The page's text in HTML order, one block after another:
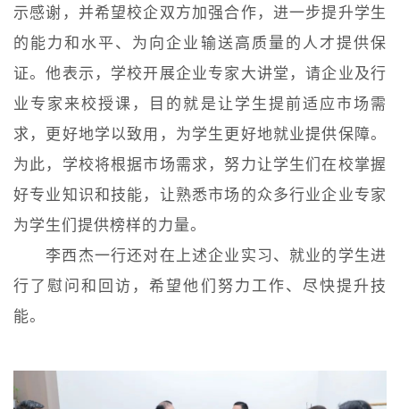
示感谢，并希望校企双方加强合作，进一步提升学生
的能力和水平、为向企业输送高质量的人才提供保
证。他表示，学校开展企业专家大讲堂，请企业及行
业专家来校授课，目的就是让学生提前适应市场需
求，更好地学以致用，为学生更好地就业提供保障。
为此，学校将根据市场需求，努力让学生们在校掌握
好专业知识和技能，让熟悉市场的众多行业企业专家
为学生们提供榜样的力量。
李西杰一行还对在上述企业实习、就业的学生进
行了慰问和回访，希望他们努力工作、尽快提升技
能。